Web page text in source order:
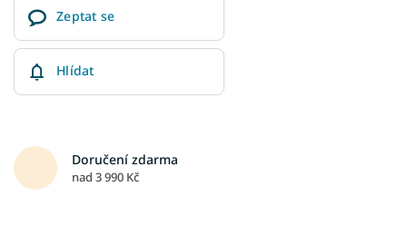
Zeptat se
Hlídat
Doručení zdarma
nad 3 990 Kč